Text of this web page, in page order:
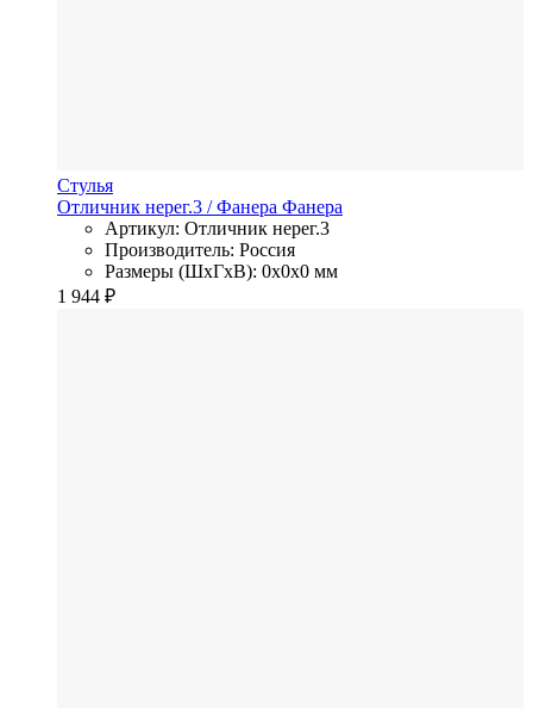
Стулья
Отличник нерег.3 / Фанера Фанера
Артикул: Отличник нерег.3
Производитель: Россия
Размеры (ШхГхВ): 0x0x0 мм
1 944 ₽